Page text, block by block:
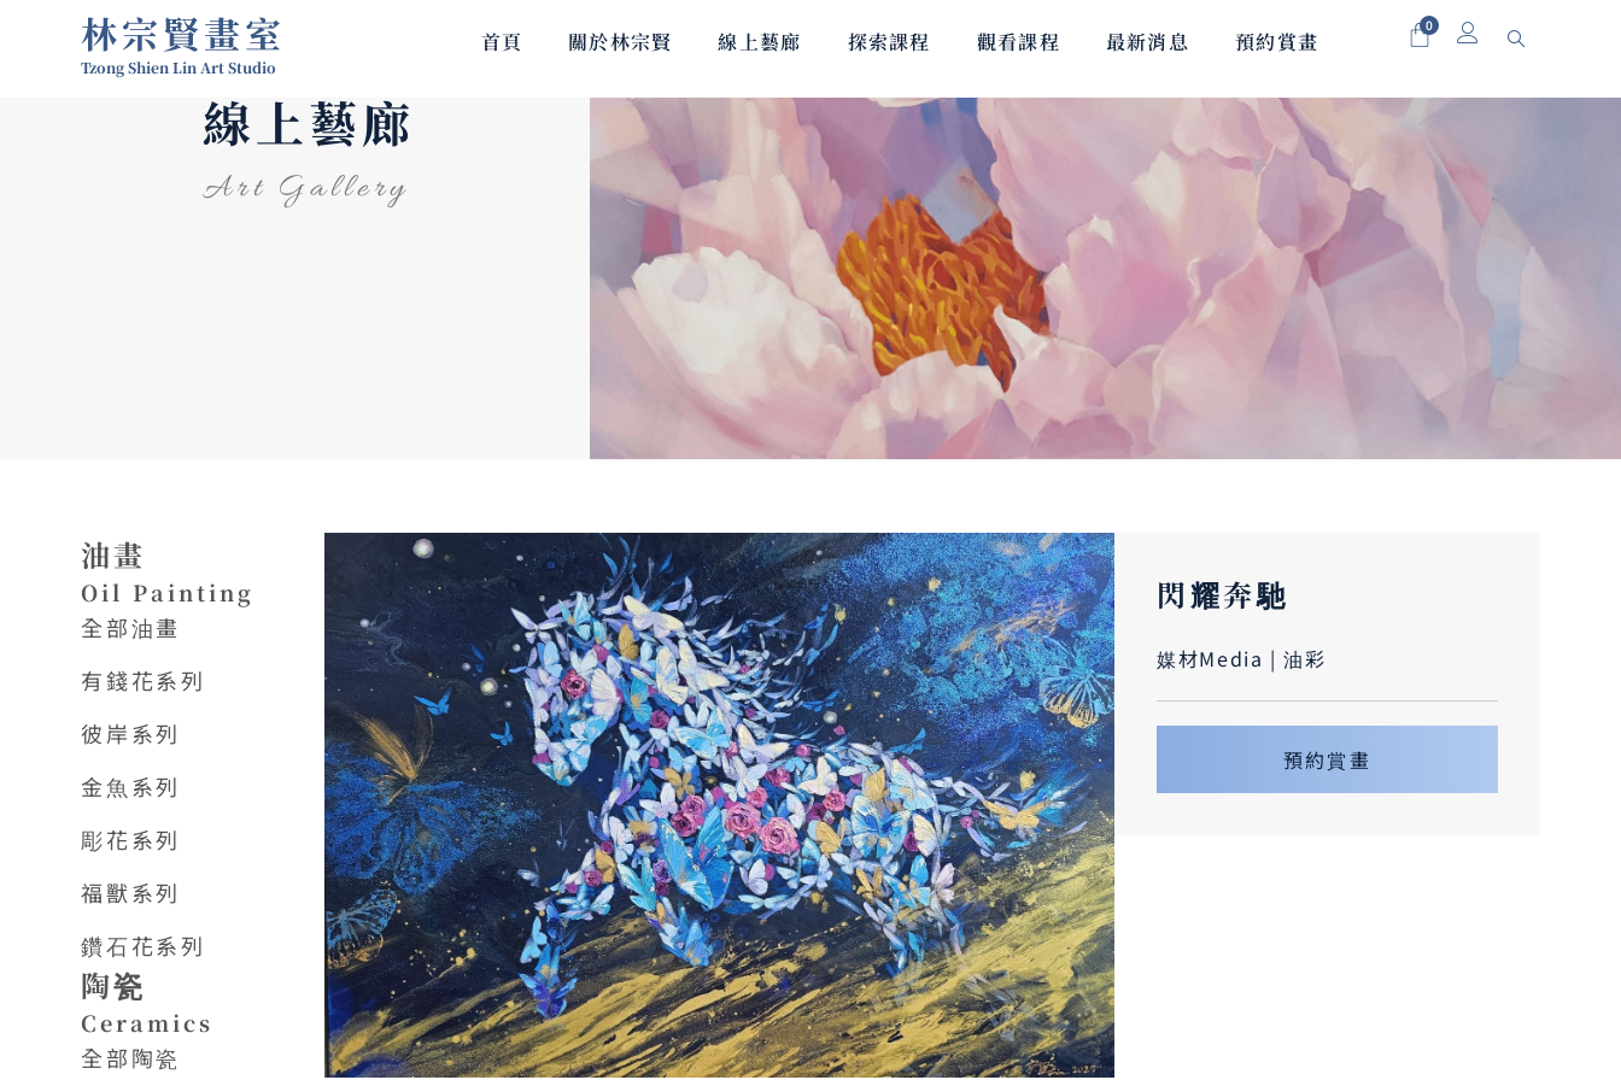
林宗賢畫室
Tzong Shien Lin Art Studio
首頁 關於林宗賢 線上藝廊 探索課程 觀看課程 最新消息 預約賞畫
0
線上藝廊
Art Gallery
油畫
Oil Painting
全部油畫
有錢花系列
彼岸系列
金魚系列
彫花系列
福獸系列
鑽石花系列
陶瓷
Ceramics
全部陶瓷
閃耀奔馳
媒材Media | 油彩
預約賞畫